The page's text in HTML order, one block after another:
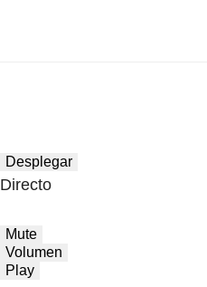
Desplegar
Directo
Mute
Volumen
Play